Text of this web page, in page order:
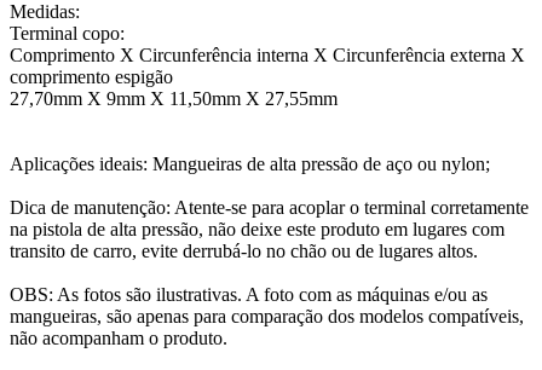
Medidas:
Terminal copo:
Comprimento X Circunferência interna X Circunferência externa X
comprimento espigão
27,70mm X 9mm X 11,50mm X 27,55mm
Aplicações ideais: Mangueiras de alta pressão de aço ou nylon;
Dica de manutenção: Atente-se para acoplar o terminal corretamente
na pistola de alta pressão, não deixe este produto em lugares com
transito de carro, evite derrubá-lo no chão ou de lugares altos.
OBS: As fotos são ilustrativas. A foto com as máquinas e/ou as
mangueiras, são apenas para comparação dos modelos compatíveis,
não acompanham o produto.